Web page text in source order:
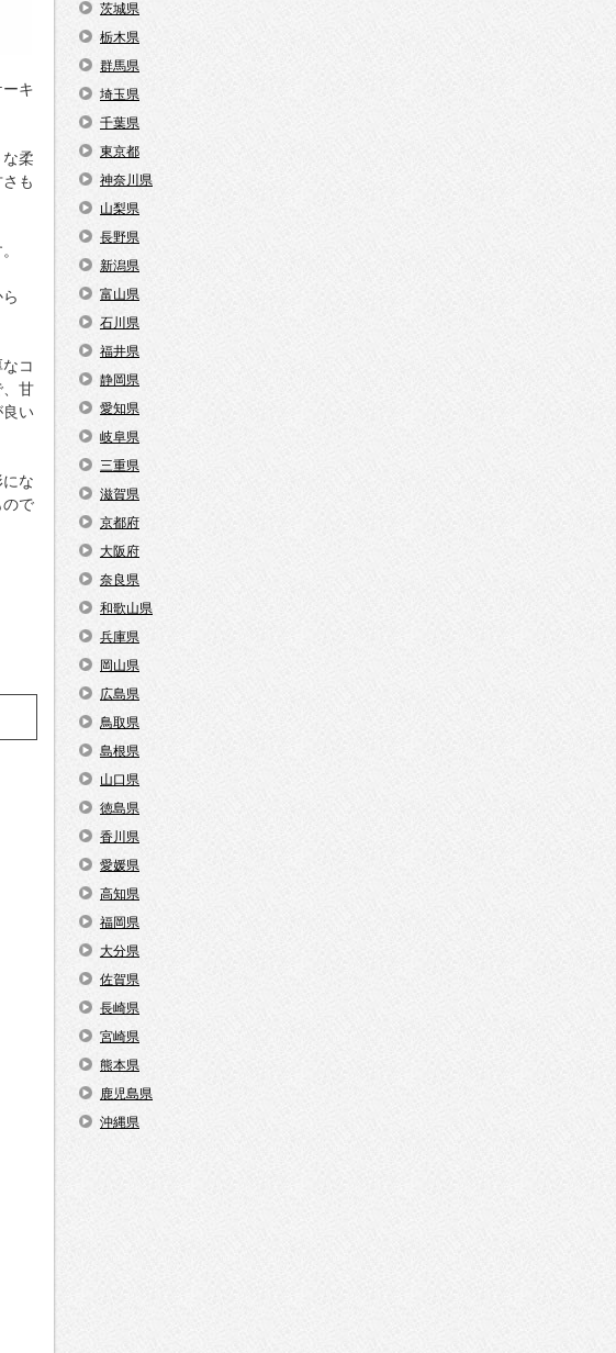
キ
柔
も
コ
、甘
良い
な
ので
茨城県
栃木県
群馬県
埼玉県
千葉県
東京都
神奈川県
山梨県
長野県
新潟県
富山県
石川県
福井県
静岡県
愛知県
岐阜県
三重県
滋賀県
京都府
大阪府
奈良県
和歌山県
兵庫県
岡山県
広島県
鳥取県
島根県
山口県
徳島県
香川県
愛媛県
高知県
福岡県
大分県
佐賀県
長崎県
宮崎県
熊本県
鹿児島県
沖縄県